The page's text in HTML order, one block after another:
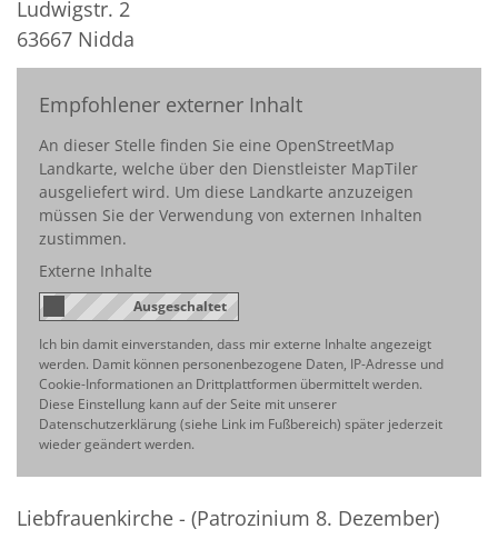
Ludwigstr. 2
63667 Nidda
Empfohlener externer Inhalt
An dieser Stelle finden Sie eine OpenStreetMap
Landkarte, welche über den Dienstleister MapTiler
ausgeliefert wird. Um diese Landkarte anzuzeigen
müssen Sie der Verwendung von externen Inhalten
zustimmen.
Externe Inhalte
Ich bin damit einverstanden, dass mir externe Inhalte angezeigt
werden. Damit können personenbezogene Daten, IP-Adresse und
Cookie-Informationen an Drittplattformen übermittelt werden.
Diese Einstellung kann auf der Seite mit unserer
Datenschutzerklärung (siehe Link im Fußbereich) später jederzeit
wieder geändert werden.
Liebfrauenkirche - (Patrozinium 8. Dezember)